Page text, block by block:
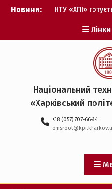
Перейти
Новини:
НТУ «ХПІ»
Музичні таланти
запрошуються
Всеукраїнський
фестиваль
рута – 2027»
ХПІ уклав угоду
партнерство з
технологій
Збройних Сил
участю ХПІ
перспективи
іспанського
технологічного
Національний
«Харківський
+38 (057) 707-66-34